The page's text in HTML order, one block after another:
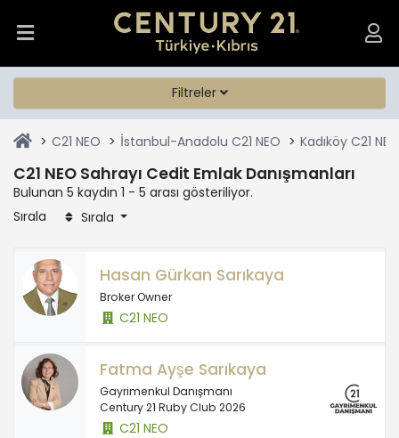
Filtreler
C21 NEO İstanbul-Anadolu C21 NEO Kadıköy C21 NEO
C21 NEO Sahrayı Cedit Emlak Danışmanları
Bulunan 5 kaydın 1 - 5 arası gösteriliyor.
Sırala
Sırala
Hasan Gürkan Sarıkaya
Broker Owner
C21 NEO
Fatma Ayşe Sarıkaya
Gayrimenkul Danışmanı
Century 21 Ruby Club 2026
C21 NEO